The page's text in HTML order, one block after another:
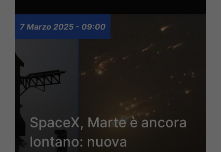
7 Marzo 2025 - 09:00
SpaceX, Marte è ancora
lontano: nuova